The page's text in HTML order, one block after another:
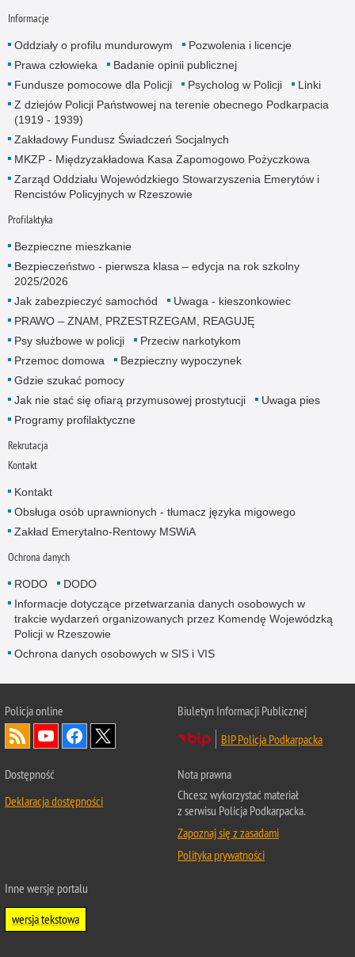
Informacje
Oddziały o profilu mundurowym
Pozwolenia i licencje
Prawa człowieka
Badanie opinii publicznej
Fundusze pomocowe dla Policji
Psycholog w Policji
Linki
Z dziejów Policji Państwowej na terenie obecnego Podkarpacia
(1919 - 1939)
Zakładowy Fundusz Świadczeń Socjalnych
MKZP - Międzyzakładowa Kasa Zapomogowo Pożyczkowa
Zarząd Oddziału Wojewódzkiego Stowarzyszenia Emerytów i
Rencistów Policyjnych w Rzeszowie
Profilaktyka
Bezpieczne mieszkanie
Bezpieczeństwo - pierwsza klasa – edycja na rok szkolny
2025/2026
Jak zabezpieczyć samochód
Uwaga - kieszonkowiec
PRAWO – ZNAM, PRZESTRZEGAM, REAGUJĘ
Psy służbowe w policji
Przeciw narkotykom
Przemoc domowa
Bezpieczny wypoczynek
Gdzie szukać pomocy
Jak nie stać się ofiarą przymusowej prostytucji
Uwaga pies
Programy profilaktyczne
Rekrutacja
Kontakt
Kontakt
Obsługa osób uprawnionych - tłumacz języka migowego
Zakład Emerytalno-Rentowy MSWiA
Ochrona danych
RODO
DODO
Informacje dotyczące przetwarzania danych osobowych w
trakcie wydarzeń organizowanych przez Komendę Wojewódzką
Policji w Rzeszowie
Ochrona danych osobowych w SIS i VIS
Policja online
Biuletyn Informacji Publicznej
BIP Policja Podkarpacka
Dostępność
Deklaracja dostępności
Nota prawna
Chcesz wykorzystać materiał
z serwisu Policja Podkarpacka.
Zapoznaj się z zasadami
Polityka prywatności
Inne wersje portalu
wersja tekstowa